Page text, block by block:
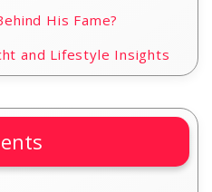
His Fame?
and Lifestyle Insights